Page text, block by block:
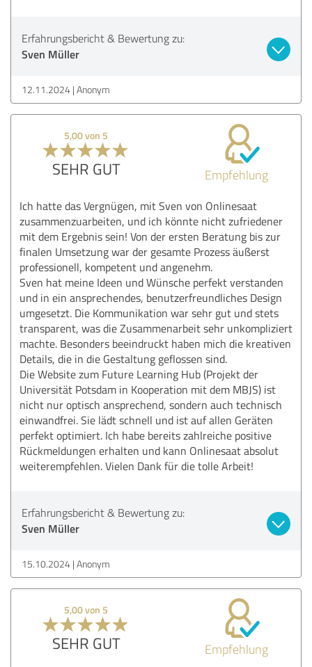
Erfahrungsbericht & Bewertung zu:
Sven Müller
12.11.2024 Anonym
5,00 von 5
SEHR GUT Empfehlung
Ich hatte das Vergnügen, mit Sven von Onlinesaat
zusammenzuarbeiten, und ich könnte nicht zufriedener
mit dem Ergebnis sein! Von der ersten Beratung bis zur
finalen Umsetzung war der gesamte Prozess äußerst
professionell, kompetent und angenehm.
Sven hat meine Ideen und Wünsche perfekt verstanden
und in ein ansprechendes, benutzerfreundliches Design
umgesetzt. Die Kommunikation war sehr gut und stets
transparent, was die Zusammenarbeit sehr unkompliziert
machte. Besonders beeindruckt haben mich die kreativen
Details, die in die Gestaltung geflossen sind.
Die Website zum Future Learning Hub (Projekt der
Universität Potsdam in Kooperation mit dem MBJS) ist
nicht nur optisch ansprechend, sondern auch technisch
einwandfrei. Sie lädt schnell und ist auf allen Geräten
perfekt optimiert. Ich habe bereits zahlreiche positive
Rückmeldungen erhalten und kann Onlinesaat absolut
weiterempfehlen. Vielen Dank für die tolle Arbeit!
Erfahrungsbericht & Bewertung zu:
Sven Müller
15.10.2024 Anonym
5,00 von 5
SEHR GUT Empfehlung